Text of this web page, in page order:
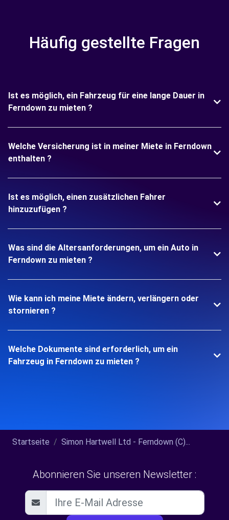
Häufig gestellte Fragen
Ist es möglich, ein Fahrzeug für eine lange Dauer in
Ferndown zu mieten ?
Welche Versicherung ist in meiner Miete in Ferndown
enthalten ?
Ist es möglich, einen zusätzlichen Fahrer
hinzuzufügen ?
Was sind die Altersanforderungen, um ein Auto in
Ferndown zu mieten ?
Wie kann ich meine Miete ändern, verlängern oder
stornieren ?
Welche Dokumente sind erforderlich, um ein
Fahrzeug in Ferndown zu mieten ?
Startseite Simon Hartwell Ltd - Ferndown (C)...
Abonnieren Sie unseren Newsletter :